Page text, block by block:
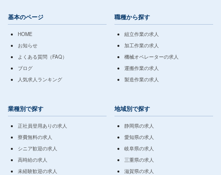
基本のページ
HOME
お知らせ
よくある質問（FAQ）
ブログ
人気求人ランキング
職種から探す
組立作業の求人
加工作業の求人
機械オペレーターの求人
運搬作業の求人
製造作業の求人
業種別で探す
正社員登用ありの求人
寮費無料の求人
シニア歓迎の求人
高時給の求人
未経験歓迎の求人
地域別で探す
静岡県の求人
愛知県の求人
岐阜県の求人
三重県の求人
滋賀県の求人